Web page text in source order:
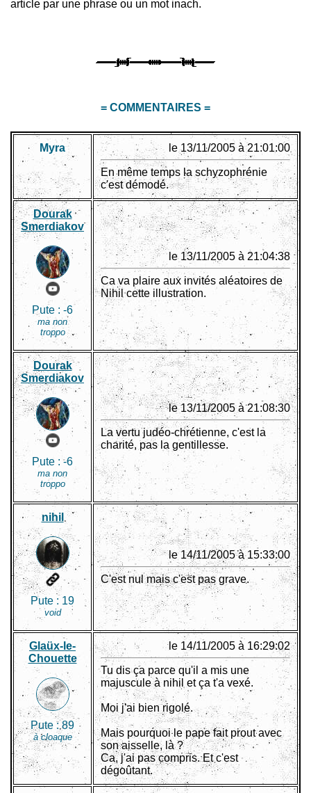
article par une phrase ou un mot inach.
= COMMENTAIRES =
Myra le 13/11/2005 à 21:01:00
En même temps la schyzophrénie
c'est démodé.
Dourak
Smerdiakov
Pute : -6
ma non
troppo
le 13/11/2005 à 21:04:38
Ca va plaire aux invités aléatoires de
Nihil cette illustration.
Dourak
Smerdiakov
Pute : -6
ma non
troppo
le 13/11/2005 à 21:08:30
La vertu judéo-chrétienne, c'est la
charité, pas la gentillesse.
nihil
Pute : 19
void
le 14/11/2005 à 15:33:00
C'est nul mais c'est pas grave.
Glaüx-le-
Chouette
Pute :89
à cloaque
le 14/11/2005 à 16:29:02
Tu dis ça parce qu'il a mis une
majuscule à nihil et ça t'a vexé.
Moi j'ai bien rigolé.
Mais pourquoi le pape fait prout avec
son aisselle, là ?
Ca, j'ai pas compris. Et c'est
dégoûtant.